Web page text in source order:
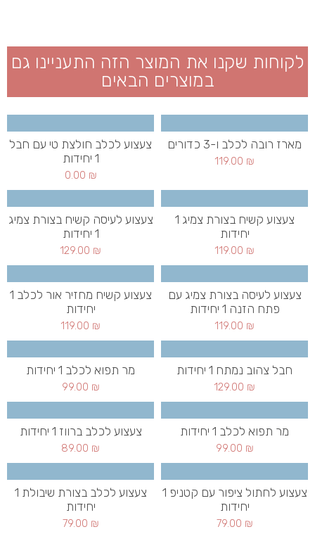
לקוחות שקנו את המוצר הזה התעניינו גם
במוצרים הבאים
מארז רובה לכלב ו-3 כדורים
119.00 ₪
צעצוע לכלב חולצת טי עם חבל
1 יחידות
0.00 ₪
צעצוע קשיח בצורת צמיג 1
יחידות
119.00 ₪
צעצוע לעיסה קשיח בצורת צמיג
1 יחידות
129.00 ₪
צעצוע לעיסה בצורת צמיג עם
פתח הזנה 1 יחידות
119.00 ₪
צעצוע קשיח מחזיר אור לכלב 1
יחידות
119.00 ₪
חבל צהוב נמתח 1 יחידות
129.00 ₪
מר תפוא לכלב 1 יחידות
99.00 ₪
מר תפוא לכלב 1 יחידות
99.00 ₪
צעצוע לכלב ברווז 1 יחידות
89.00 ₪
צעצוע לחתול ציפור עם קטניפ 1
יחידות
79.00 ₪
צעצוע לכלב בצורת שיבולת 1
יחידות
79.00 ₪